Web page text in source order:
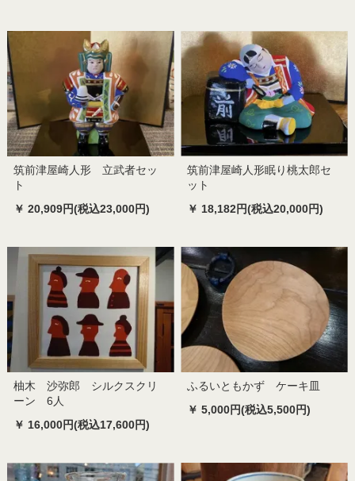
筑前津屋崎人形 立武者セッ
ト
￥ 20,909円(税込23,000円)
筑前津屋崎人形眠り桃太郎セ
ット
￥ 18,182円(税込20,000円)
柚木 沙弥郎 シルクスクリ
ーン 6人
￥ 16,000円(税込17,600円)
ふるいともかず ケーキ皿
￥ 5,000円(税込5,500円)